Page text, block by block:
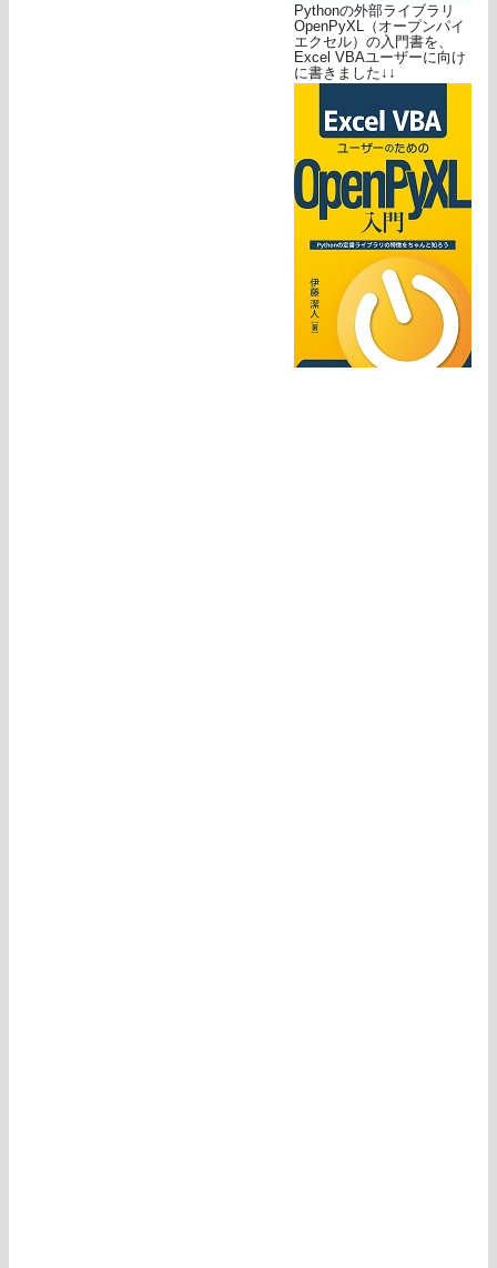
Pythonの外部ライブラリ
OpenPyXL（オープンパイ
エクセル）の入門書を、
Excel VBAユーザーに向け
に書きました↓↓